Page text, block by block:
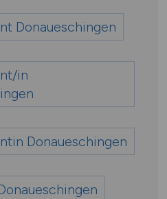
Donaueschingen
in
Donaueschingen